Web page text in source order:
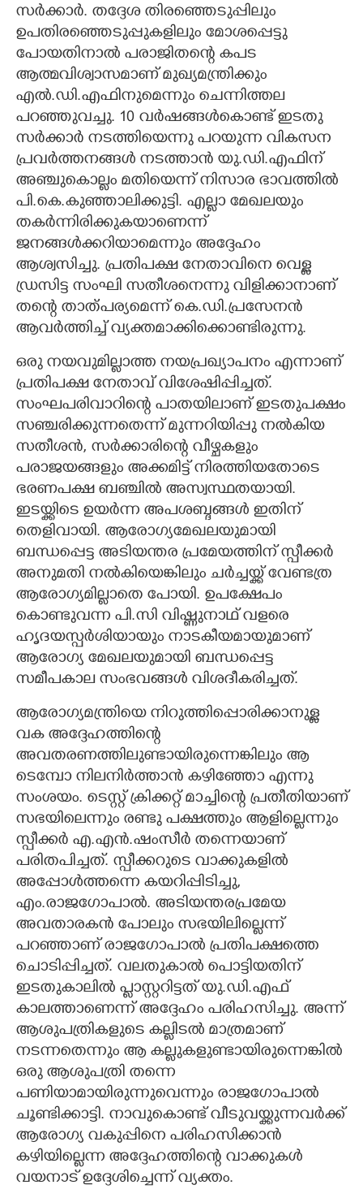
സർക്കാർ. തദ്ദേശ തിരഞ്ഞെടുപ്പിലും
ഉപതിരഞ്ഞെടുപ്പുകളിലും മോശപ്പെട്ടു
പോയതിനാൽ പരാജിതന്റെ കപട
ആത്മവിശ്വാസമാണ് മുഖ്യമന്ത്രിക്കും
എൽ.ഡി.എഫിനുമെന്നും ചെന്നിത്തല
പറഞ്ഞുവച്ചു. 10 വർഷങ്ങൾകൊണ്ട് ഇടതു
സർക്കാർ നടത്തിയെന്നു പറയുന്ന വികസന
പ്രവർത്തനങ്ങൾ നടത്താൻ യു.ഡി.എഫിന്
അഞ്ചുകൊല്ലം മതിയെന്ന് നിസാര ഭാവത്തിൽ
പി.കെ.കുഞ്ഞാലിക്കുട്ടി. എല്ലാ മേഖലയും
തകർന്നിരിക്കുകയാണെന്ന്
ജനങ്ങൾക്കറിയാമെന്നും അദ്ദേഹം
ആശ്വസിച്ചു. പ്രതിപക്ഷ നേതാവിനെ വെള്ള
ഡ്രസിട്ട സംഘി സതീശനെന്നു വിളിക്കാനാണ്
തന്റെ താത്പര്യമെന്ന് കെ.ഡി.പ്രസേനൻ
ആവർത്തിച്ച് വ്യക്തമാക്കിക്കൊണ്ടിരുന്നു.
ഒരു നയവുമില്ലാത്ത നയപ്രഖ്യാപനം എന്നാണ്
പ്രതിപക്ഷ നേതാവ് വിശേഷിപ്പിച്ചത്.
സംഘപരിവാറിന്റെ പാതയിലാണ് ഇടതുപക്ഷം
സഞ്ചരിക്കുന്നതെന്ന് മുന്നറിയിപ്പു നൽകിയ
സതീശൻ,​ സർക്കാരിന്റെ വീഴ്ചകളും
പരാജയങ്ങളും അക്കമിട്ട് നിരത്തിയതോടെ
ഭരണപക്ഷ ബഞ്ചിൽ അസ്വസ്ഥതയായി.
ഇടയ്ക്കിടെ ഉയർന്ന അപശബ്ദങ്ങൾ ഇതിന്
തെളിവായി. ആരോഗ്യമേഖലയുമായി
ബന്ധപ്പെട്ട അടിയന്തര പ്രമേയത്തിന് സ്പീക്കർ
അനുമതി നൽകിയെങ്കിലും ചർച്ചയ്ക്ക് വേണ്ടത്ര
ആരോഗ്യമില്ലാതെ പോയി. ഉപക്ഷേപം
കൊണ്ടുവന്ന പി.സി വിഷ്ണുനാഥ് വളരെ
ഹൃദയസ്പർശിയായും നാടകീയമായുമാണ്
ആരോഗ്യ മേഖലയുമായി ബന്ധപ്പെട്ട
സമീപകാല സംഭവങ്ങൾ വിശദീകരിച്ചത്.
ആരോഗ്യമന്ത്രിയെ നിറുത്തിപ്പൊരിക്കാനുള്ള
വക അദ്ദേഹത്തിന്റെ
അവതരണത്തിലുണ്ടായിരുന്നെങ്കിലും ആ
ടെമ്പോ നിലനിർത്താൻ കഴിഞ്ഞോ എന്നു
സംശയം. ടെസ്റ്റ് ക്രിക്കറ്റ് മാച്ചിന്റെ പ്രതീതിയാണ്
സഭയിലെന്നും രണ്ടു പക്ഷത്തും ആളില്ലെന്നും
സ്പീക്കർ എ.എൻ.ഷംസീർ തന്നെയാണ്
പരിതപിച്ചത്. സ്പീക്കറുടെ വാക്കുകളിൽ
അപ്പോൾത്തന്നെ കയറിപ്പിടിച്ചു,​
എം.രാജഗോപാൽ. അടിയന്തരപ്രമേയ
അവതാരകൻ പോലും സഭയിലില്ലെന്ന്
പറഞ്ഞാണ് രാജഗോപാൽ പ്രതിപക്ഷത്തെ
ചൊടിപ്പിച്ചത്. വലതുകാൽ പൊട്ടിയതിന്
ഇടതുകാലിൽ പ്ളാസ്റ്ററിട്ടത് യു.ഡി.എഫ്
കാലത്താണെന്ന് അദ്ദേഹം പരിഹസിച്ചു. അന്ന്
ആശുപത്രികളുടെ കല്ലിടൽ മാത്രമാണ്
നടന്നതെന്നും ആ കല്ലുകളുണ്ടായിരുന്നെങ്കിൽ
ഒരു ആശുപത്രി തന്നെ
പണിയാമായിരുന്നുവെന്നും രാജഗോപാൽ
ചൂണ്ടിക്കാട്ടി. നാവുകൊണ്ട് വീടുവയ്ക്കുന്നവർക്ക്
ആരോഗ്യ വകുപ്പിനെ പരിഹസിക്കാൻ
കഴിയില്ലെന്ന അദ്ദേഹത്തിന്റെ വാക്കുകൾ
വയനാട് ഉദ്ദേശിച്ചെന്ന് വ്യക്തം.